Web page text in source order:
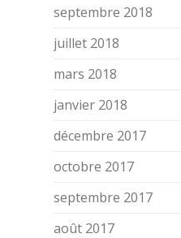
septembre 2018
juillet 2018
mars 2018
janvier 2018
décembre 2017
octobre 2017
septembre 2017
août 2017